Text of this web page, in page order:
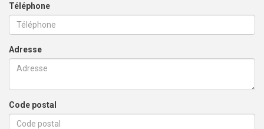
Téléphone
Adresse
Code postal